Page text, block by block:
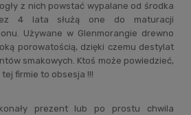
z nich powstać wypalane od środka
4 lata służą one do maturacji
Używane w Glenmorangie drewno
porowatością, dzięki czemu destylat
smakowych. Ktoś może powiedzieć,
firmie to obsesja !!!
prezent lub po prostu chwila